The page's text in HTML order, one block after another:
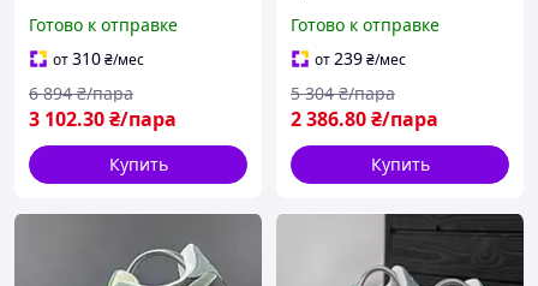
Готово к отправке
от310₴/мес
3 102.30₴/пара
6 894 ₴/пара
Купить
Готово к отправке
от239₴/мес
2 386.80₴/пара
5 304 ₴/пара
Купить